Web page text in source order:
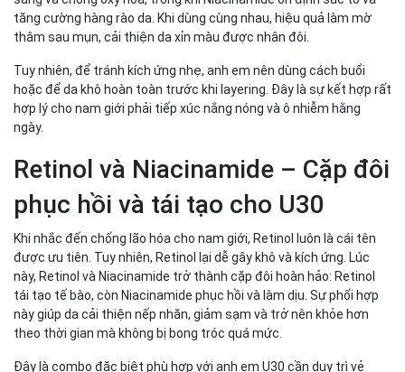
tăng cường hàng rào da. Khi dùng cùng nhau, hiệu quả làm mờ
thâm sau mụn, cải thiện da xỉn màu được nhân đôi.
Tuy nhiên, để tránh kích ứng nhẹ, anh em nên dùng cách buổi
hoặc để da khô hoàn toàn trước khi layering. Đây là sự kết hợp rất
hợp lý cho nam giới phải tiếp xúc nắng nóng và ô nhiễm hằng
ngày.
Retinol và Niacinamide – Cặp đôi
phục hồi và tái tạo cho U30
Khi nhắc đến chống lão hóa cho nam giới, Retinol luôn là cái tên
được ưu tiên. Tuy nhiên, Retinol lại dễ gây khô và kích ứng. Lúc
này, Retinol và Niacinamide trở thành cặp đôi hoàn hảo: Retinol
tái tạo tế bào, còn Niacinamide phục hồi và làm dịu. Sự phối hợp
này giúp da cải thiện nếp nhăn, giảm sạm và trở nên khỏe hơn
theo thời gian mà không bị bong tróc quá mức.
Đây là combo đặc biệt phù hợp với anh em U30 cần duy trì vẻ